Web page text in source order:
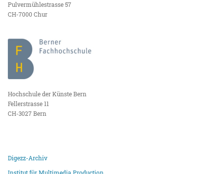
Pulvermühlestrasse 57
CH-7000 Chur
Hochschule der Künste Bern
Fellerstrasse 11
CH-3027 Bern
Digezz-Archiv